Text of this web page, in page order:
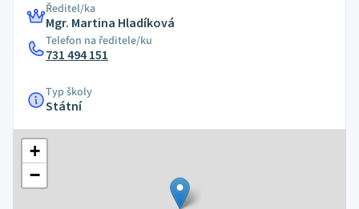
Ředitel/ka
Mgr. Martina Hladíková
Telefon na ředitele/ku
731 494 151
Typ školy
Státní
+
−